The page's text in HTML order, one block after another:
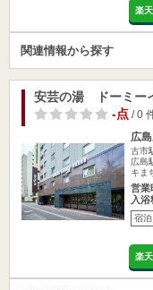
楽
関連情報から探す
安芸の湯 ドーミー
-点/ 0
広
古市
広島
キま
営業
入浴
宿泊
楽